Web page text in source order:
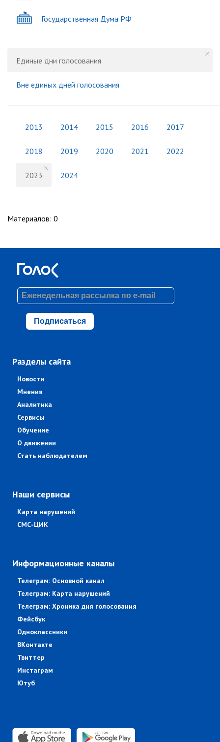
Государственная Дума РФ
Единые дни голосования
Вне единых дней голосования
2013 2014 2015 2016 2017
2018 2019 2020 2021 2022
2023 2024
Материалов: 0
Подписаться
Разделы сайта
Новости
Мнения
Аналитика
Сервисы
Обучение
О движении
Стать наблюдателем
Наши сервисы
Карта нарушений
СМС-ЦИК
Информационные каналы
Телеграм: Основной канал
Телеграм: Карта нарушений
Телеграм: Хроника дня голосования
Фейсбук
Одноклассники
ВКонтакте
Твиттер
Инстаграм
Ютуб